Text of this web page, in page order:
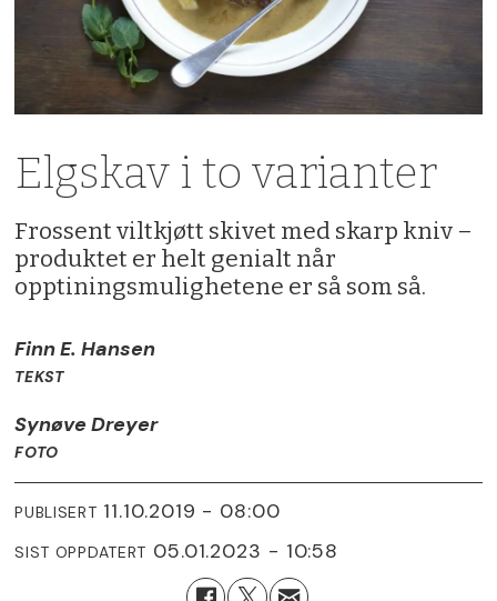
Elgskav i to varianter
Frossent viltkjøtt skivet med skarp kniv –
produktet er helt genialt når
opptiningsmulighetene er så som så.
Finn E. Hansen
TEKST
Synøve Dreyer
FOTO
PUBLISERT 11.10.2019 - 08:00
SIST OPPDATERT 05.01.2023 - 10:58